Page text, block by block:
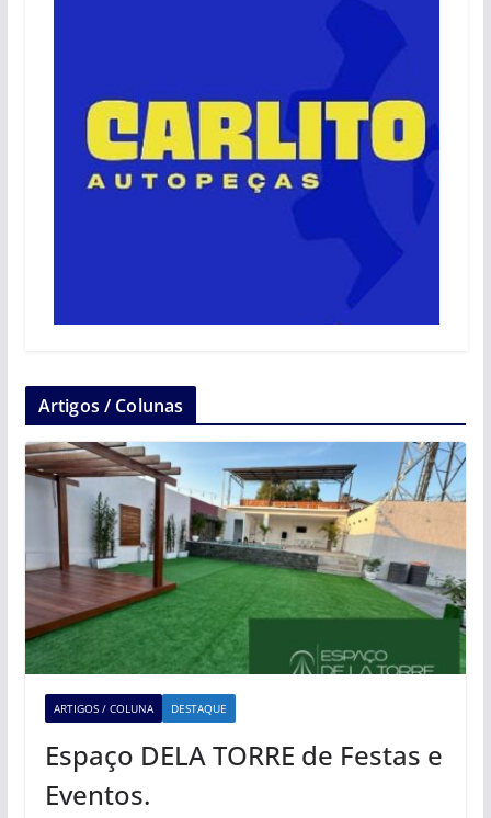
Artigos / Colunas
ARTIGOS / COLUNA DESTAQUE
Espaço DELA TORRE de Festas e
Eventos.